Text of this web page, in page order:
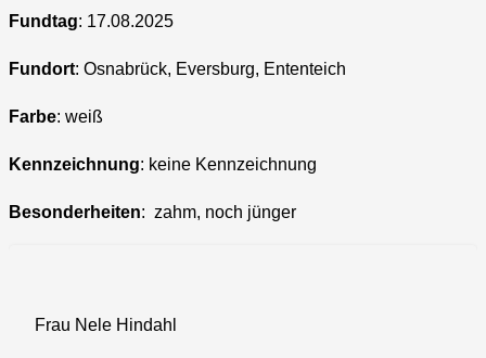
Fundtag: 17.08.2025
Fundort: Osnabrück, Eversburg, Ententeich
Farbe: weiß
Kennzeichnung: keine Kennzeichnung
Besonderheiten: zahm, noch jünger
Frau Nele Hindahl